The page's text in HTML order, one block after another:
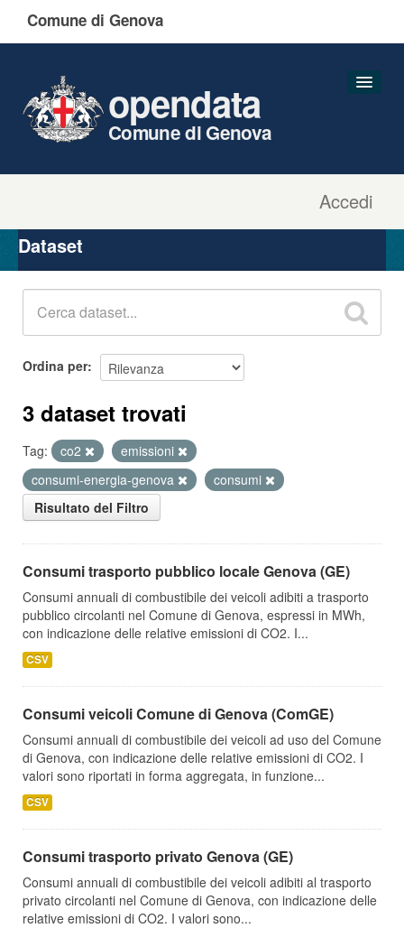
Comune di Genova
Accedi
opendata
Comune di Genova
Organizzazioni
Gruppi
Dataset
Ordina per
3 dataset trovati
Tag: co2
emissioni
consumi-energia-genova
consumi
Risultato del Filtro
Consumi trasporto pubblico locale Genova (GE)
Consumi annuali di combustibile dei veicoli adibiti a trasporto
pubblico circolanti nel Comune di Genova, espressi in MWh,
con indicazione delle relative emissioni di CO2. I...
CSV
Consumi veicoli Comune di Genova (ComGE)
Consumi annuali di combustibile dei veicoli ad uso del Comune
di Genova, con indicazione delle relative emissioni di CO2. I
valori sono riportati in forma aggregata, in funzione...
CSV
Consumi trasporto privato Genova (GE)
Consumi annuali di combustibile dei veicoli adibiti al trasporto
privato circolanti nel Comune di Genova, con indicazione delle
relative emissioni di CO2. I valori sono...